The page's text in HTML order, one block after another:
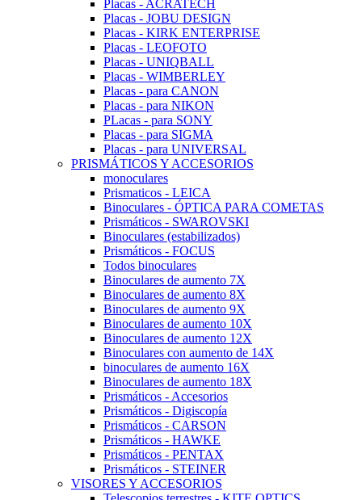
Placas - ACRATECH
Placas - JOBU DESIGN
Placas - KIRK ENTERPRISE
Placas - LEOFOTO
Placas - UNIQBALL
Placas - WIMBERLEY
Placas - para CANON
Placas - para NIKON
PLacas - para SONY
Placas - para SIGMA
Placas - para UNIVERSAL
PRISMÁTICOS Y ACCESORIOS
monoculares
Prismaticos - LEICA
Binoculares - ÓPTICA PARA COMETAS
Prismáticos - SWAROVSKI
Binoculares (estabilizados)
Prismáticos - FOCUS
Todos binoculares
Binoculares de aumento 7X
Binoculares de aumento 8X
Binoculares de aumento 9X
Binoculares de aumento 10X
Binoculares de aumento 12X
Binoculares con aumento de 14X
binoculares de aumento 16X
Binoculares de aumento 18X
Prismáticos - Accesorios
Prismáticos - Digiscopía
Prismáticos - CARSON
Prismáticos - HAWKE
Prismáticos - PENTAX
Prismáticos - STEINER
VISORES Y ACCESORIOS